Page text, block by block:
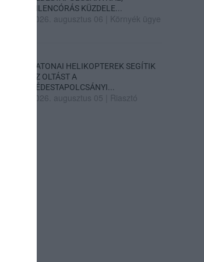
KILENCÓRÁS KÜZDELE...
2026. augusztus 06 Környék ügye
KATONAI HELIKOPTEREK SEGÍTIK
AZ OLTÁST A
DÉDESTAPOLCSÁNYI...
2026. augusztus 05 Riasztó